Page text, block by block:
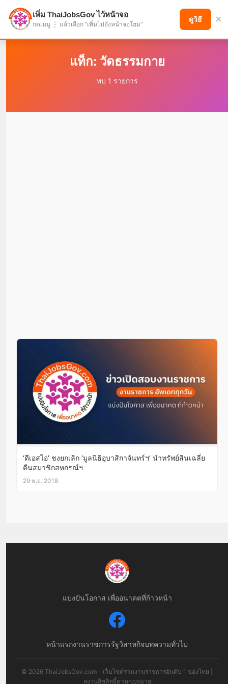
แบ่งปันโอกาส เพื่ออนาคตที่ก้าวหน้า
แท็ก: วัดธรรมกาย
พบ 1 รายการ
‘ดีเอสไอ’ ชงยกเลิก ‘มูลนิธิอุบาสิกาจันทร์ฯ’ นำทรัพย์สินเฉลี่ย
คืนสมาชิกสหกรณ์ฯ
29 พ.ย. 2018
แบ่งปันโอกาส เพื่ออนาคตที่ก้าวหน้า
หน้าแรกงานราชการรัฐวิสาหกิจบทความทั่วไป
© 2026 ThaiJobsGov.com - เว็บไซต์รวมงานราชการอันดับ 1 ของไทย |
สงวนลิขสิทธิ์ตามกฎหมาย
เพิ่ม ThaiJobsGov ไว้หน้าจอ
กดเมนู ⋮ แล้วเลือก "เพิ่มไปยังหน้าจอโฮม"
ดูวิธี ×